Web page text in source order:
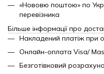
«Нововю поштою» по
перевізника
Більше інформації про
Накладений платіж при
Онлайн-оплата Visa/
Безготівковий